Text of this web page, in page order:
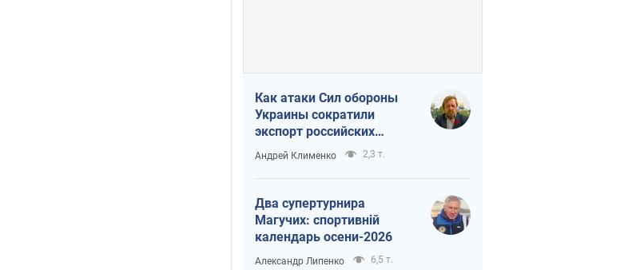
Как атаки Сил обороны
Украины сократили
экспорт российских
нефтепродуктов
Андрей Клименко 2,3 т.
Два супертурнира
Магучих: спортивній
календарь осени-2026
Александр Липенко 6,5 т.